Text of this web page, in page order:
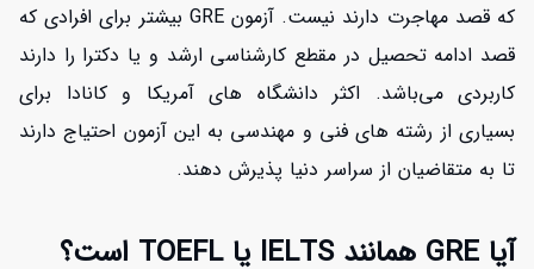
که قصد مهاجرت دارند نیست. آزمون GRE بیشتر برای افرادی که
قصد ادامه تحصیل در مقطع کارشناسی ارشد و یا دکترا را دارند
کاربردی می‌باشد. اکثر دانشگاه های آمریکا و کانادا برای
بسیاری از رشته های فنی و مهندسی به این آزمون احتیاج دارند
تا به متقاضیان از سراسر دنیا پذیرش دهند.
آیا GRE همانند IELTS یا TOEFL است؟